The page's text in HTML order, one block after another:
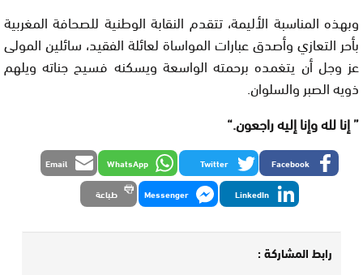
وبهذه المناسبة الأليمة، تتقدم النقابة الوطنية للصحافة المغربية
بأحر التعازي وأصدق عبارات المواساة لعائلة الفقيد، سائلين المولى
عز وجل أن يتغمده برحمته الواسعة ويسكنه فسيح جناته ويلهم
ذويه الصبر والسلوان.
”إنا لله وإنا إليه راجعون.
“
Facebook
Twitter
WhatsApp
Email
LinkedIn
Messenger طباعة
رابط المشاركة :